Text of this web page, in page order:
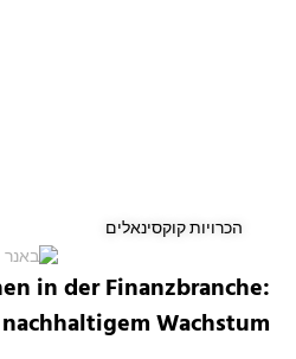
הכרויות קוקסינאלים
in der Finanzbranche:
Wachstum